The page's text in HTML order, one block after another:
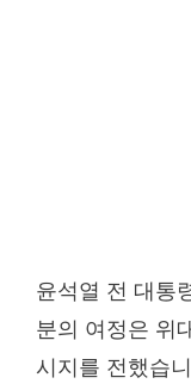
윤석열 전 대통
분의 여정은 위
시지를 전했습